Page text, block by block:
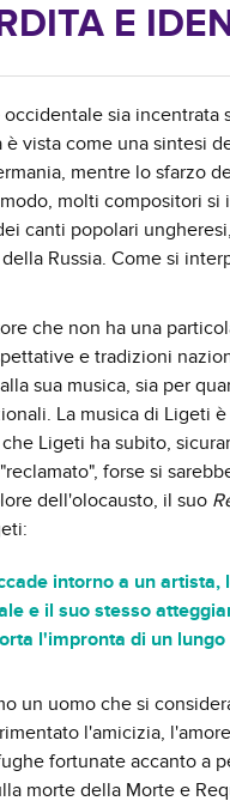
E
sia
vista come una sintesi
mentre lo sfarzo
molti compositori
canti popolari
Russia. Come si
non ha una
e tradizioni
sua musica, sia per
La musica di Ligeti
Ligeti ha subito,
forse si
dell'olocausto, il suo
intorno a un
e il suo stesso
l'impronta di un
un uomo che si
l'amicizia,
fortunate accanto a
morte della Morte e